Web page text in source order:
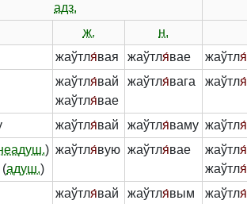
адз.
ж. н.
жаўтля́вая жаўтля́вае жаўтля́
жаўтля́вай
жаўтля́вае
жаўтля́вага жаўтля́
жаўтля́вай жаўтля́ваму жаўтля́
)
(адуш.)
жаўтля́вую жаўтля́вае жаўтля́
жаўтля́
жаўтля́вай
жаўтля́вым жаўтля́